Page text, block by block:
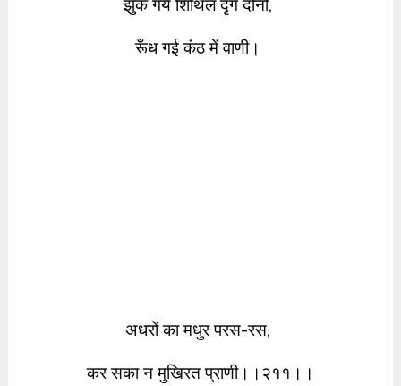
झुक गये शिथिल दृग दोनों,
रूँध गई कंठ में वाणी।
अधरों का मधुर परस-रस,
कर सका न मुखिरत प्राणी।।२११।।